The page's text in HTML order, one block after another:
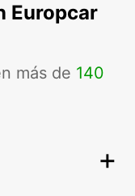
Europcar
más de 140